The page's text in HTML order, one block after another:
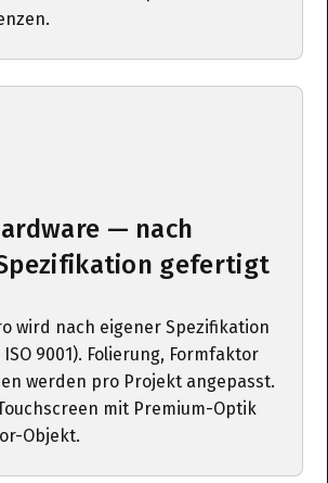
— nach
gefertigt
wird nach eigener Spezifikation
9001). Folierung, Formfaktor
werden pro Projekt angepasst.
mit Premium-Optik
Objekt.